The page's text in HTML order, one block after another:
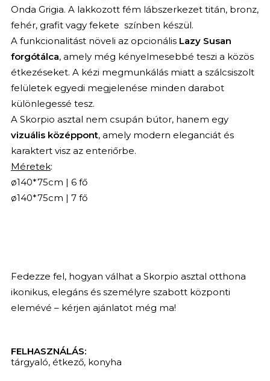
Onda Grigia. A lakkozott fém lábszerkezet titán, bronz,
fehér, grafit vagy fekete színben készül.
A funkcionalitást növeli az opcionális Lazy Susan
forgótálca, amely még kényelmesebbé teszi a közös
étkezéseket. A kézi megmunkálás miatt a szálcsiszolt
felületek egyedi megjelenése minden darabot
különlegessé tesz.
A Skorpio asztal nem csupán bútor, hanem egy
vizuális középpont, amely modern eleganciát és
karaktert visz az enteriőrbe.
Méretek:
ø140*75cm | 6 fő
ø140*75cm | 7 fő
Fedezze fel, hogyan válhat a Skorpio asztal otthona
ikonikus, elegáns és személyre szabott központi
elemévé – kérjen ajánlatot még ma!
FELHASZNÁLÁS:
tárgyaló, étkező, konyha